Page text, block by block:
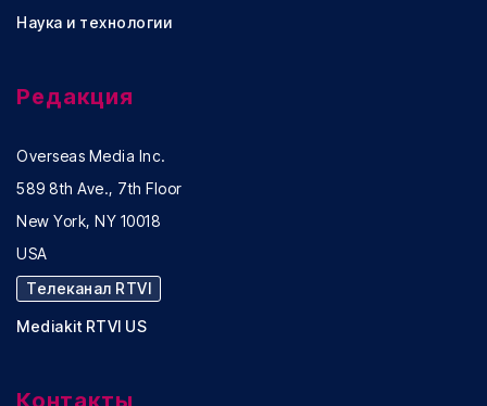
Наука и технологии
Редакция
Overseas Media Inc.
589 8th Ave., 7th Floor
New York, NY 10018
USA
Телеканал RTVI
Mediakit RTVI US